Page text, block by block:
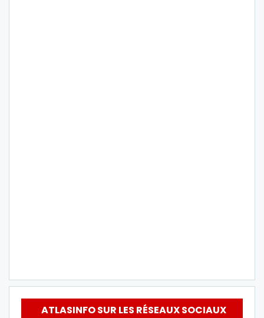
ATLASINFO SUR LES RÉSEAUX SOCIAUX